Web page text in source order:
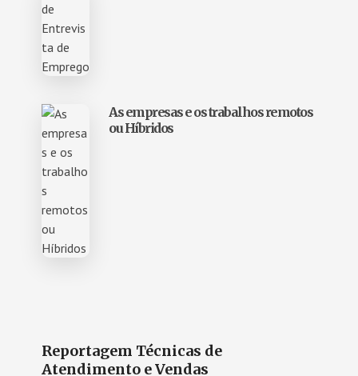
As empresas e os trabalhos remotos
ou Híbridos
Reportagem Técnicas de
Atendimento e Vendas